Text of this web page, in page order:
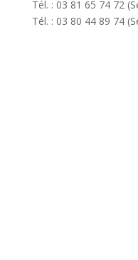
Tél. : 03 81 65 74 72
Tél. : 03 80 44 89 74